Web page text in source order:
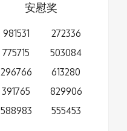
安慰奖
981531
775715
296766
391765
588983
272336
503084
613280
829906
555453